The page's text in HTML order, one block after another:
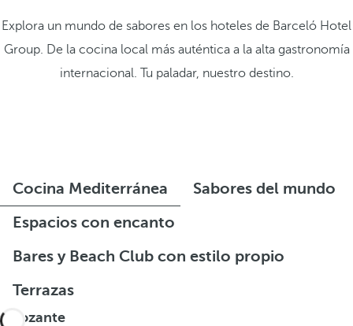
Explora un mundo de sabores en los hoteles de Barceló Hotel
Group. De la cocina local más auténtica a la alta gastronomía
internacional. Tu paladar, nuestro destino.
Cocina Mediterránea
Sabores del mundo
Espacios con encanto
Bares y Beach Club con estilo propio
Terrazas
Arrozante